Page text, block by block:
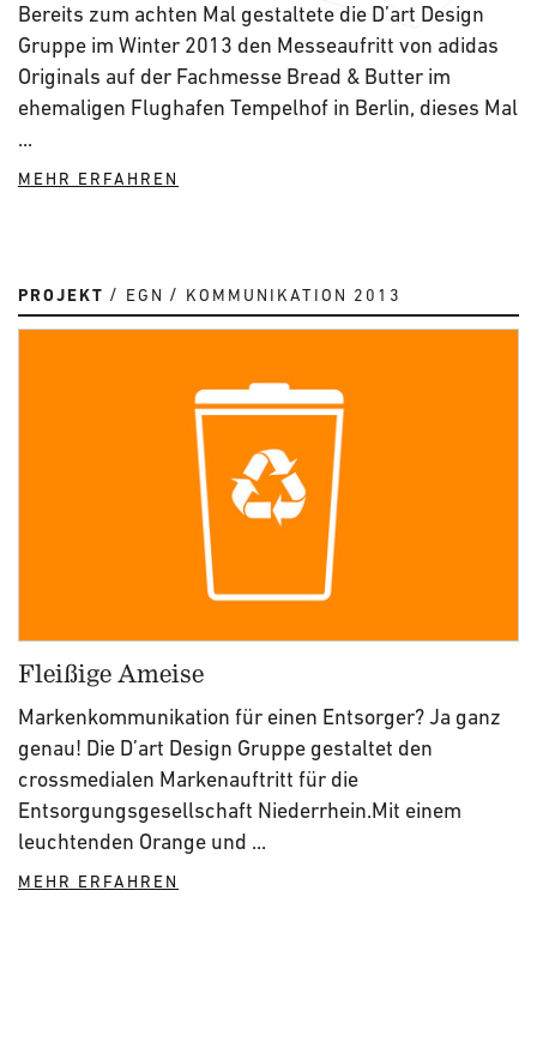
Bereits zum achten Mal gestaltete die D’art Design
Gruppe im Winter 2013 den Messeaufritt von adidas
Originals auf der Fachmesse Bread & Butter im
ehemaligen Flughafen Tempelhof in Berlin, dieses Mal
...
MEHR ERFAHREN
PROJEKT EGN KOMMUNIKATION 2013
Fleißige Ameise
Markenkommunikation für einen Entsorger? Ja ganz
genau! Die D’art Design Gruppe gestaltet den
crossmedialen Markenauftritt für die
Entsorgungsgesellschaft Niederrhein.Mit einem
leuchtenden Orange und ...
MEHR ERFAHREN